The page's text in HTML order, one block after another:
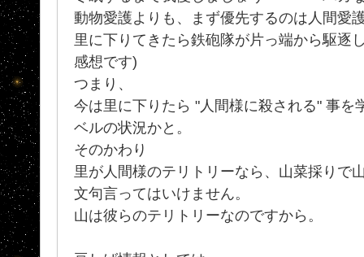
動物愛護よりも、まず優先するのは人間愛
里に下りてきたら鉄砲隊が片っ端から駆逐
感想です)
つまり、
今は里に下りたら "人間様に殺される" 事を
ベルの状況かと。
そのかわり
里が人間様のテリトリーなら、山菜採りで
文句言ってはいけません。
山は彼らのテリトリーなのですから。